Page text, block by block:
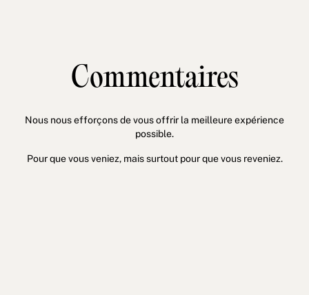
Commentaires
Nous nous efforçons de vous offrir la meilleure expérience
possible.
Pour que vous veniez, mais surtout pour que vous reveniez.